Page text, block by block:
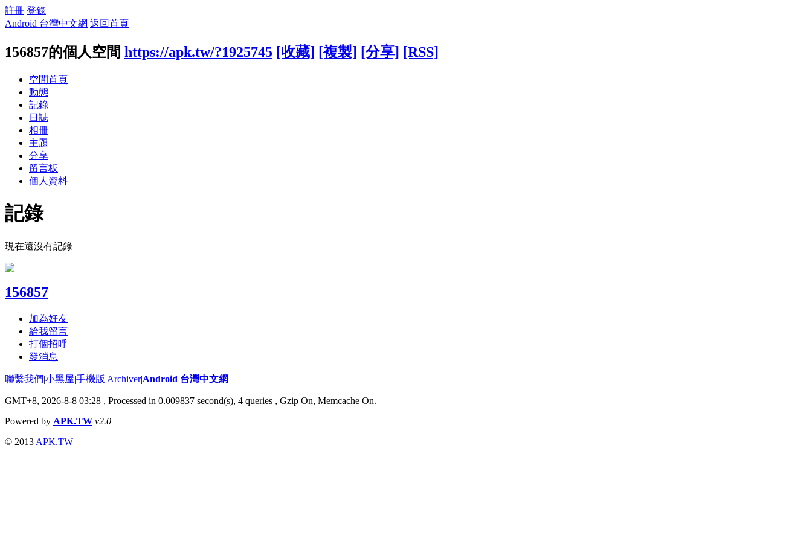
註冊 登錄
Android 台灣中文網 返回首頁
156857的個人空間 https://apk.tw/?1925745 [收藏] [複製] [分享] [RSS]
空間首頁
動態
記錄
日誌
相冊
主題
分享
留言板
個人資料
記錄
現在還沒有記錄
156857
加為好友
給我留言
打個招呼
發消息
聯繫我們|小黑屋|手機版|Archiver|Android 台灣中文網
GMT+8, 2026-8-8 03:28 , Processed in 0.009837 second(s), 4 queries , Gzip On, Memcache On.
Powered by APK.TW v2.0
© 2013 APK.TW